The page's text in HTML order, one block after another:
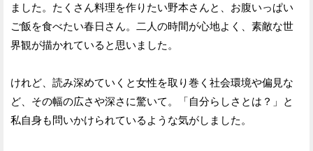
ました。たくさん料理を作りたい野本さんと、お腹いっぱい
ご飯を食べたい春日さん。二人の時間が心地よく、素敵な世
界観が描かれていると思いました。
けれど、読み深めていくと女性を取り巻く社会環境や偏見な
ど、その幅の広さや深さに驚いて。「自分らしさとは？」と
私自身も問いかけられているような気がしました。